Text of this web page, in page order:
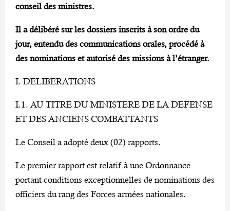
conseil des ministres.
Il a délibéré sur les dossiers inscrits à son ordre du
jour, entendu des communications orales, procédé à
des nominations et autorisé des missions à l’étranger.
I. DELIBERATIONS
I.1. AU TITRE DU MINISTERE DE LA DEFENSE
ET DES ANCIENS COMBATTANTS
Le Conseil a adopté deux (02) rapports.
Le premier rapport est relatif à une Ordonnance
portant conditions exceptionnelles de nominations des
officiers du rang des Forces armées nationales.